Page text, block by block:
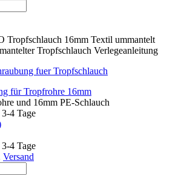
für Tropfrohre 16mm
und 16mm PE-Schlauch
3-4 Tage
3-4 Tage
Versand